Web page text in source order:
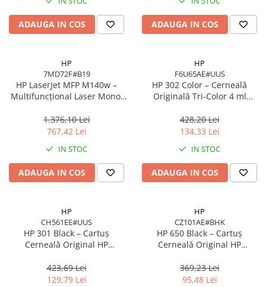
Imprimanta Laser Mono
Imprimante Cerneală
Imprimante Matriciale
Multifuncțional Laser Mono
Accesorii Imprimante & Scannere
3D
Consumabile & Filamente 3D
Consumabile - cerneală
Cerneală & Cap de Printare
Consumabile - toner
Toner
Accesorii Large Format
Plottere & Scannere
Scannere Documente
ADAUGA IN COS ADAUGA IN COS
HP
7MD72F#B19
HP LaserJet MFP M140w –
Multifuncțional Laser Mono,
USB 2.0
1.376,10 Lei
767,42 Lei
IN STOC
ADAUGA IN COS
HP
F6U65AE#UUS
HP 302 Color – Cerneală
Originală Tri‑Color 4 ml
428,20 Lei
134,33 Lei
IN STOC
ADAUGA IN COS
HP
CH561EE#UUS
HP 301 Black – Cartuș
Cerneală Original HP
pagini
423,69 Lei
129,79 Lei
HP
CZ101AE#BHK
HP 650 Black – Cartuș
Cerneală Original HP
Negru Pigment
369,23 Lei
95,48 Lei